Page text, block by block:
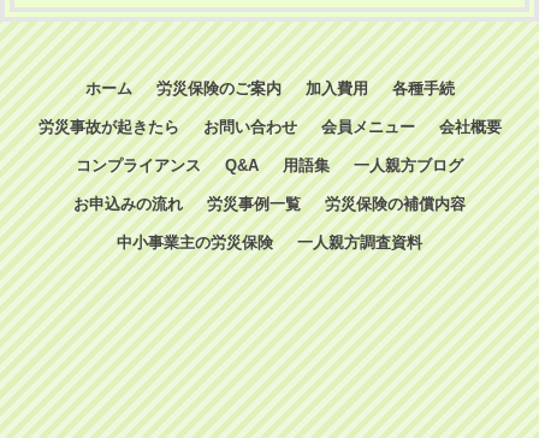
ホーム 労災保険のご案内 加入費用 各種手続
労災事故が起きたら お問い合わせ 会員メニュー 会社概要
コンプライアンス Q&A 用語集 一人親方ブログ
お申込みの流れ 労災事例一覧 労災保険の補償内容
中小事業主の労災保険 一人親方調査資料